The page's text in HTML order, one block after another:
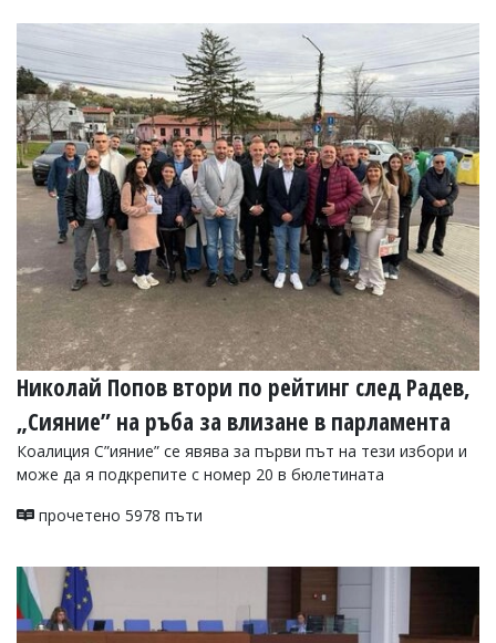
Николай Попов втори по рейтинг след Радев,
„Сияние” на ръба за влизане в парламента
Коалиция С”ияние” се явява за първи път на тези избори и
може да я подкрепите с номер 20 в бюлетината
прочетено 5978 пъти